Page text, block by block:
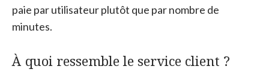
paie par utilisateur plutôt que par nombre de
minutes.
À quoi ressemble le service client ?